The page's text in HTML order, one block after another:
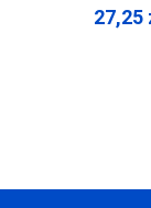
27,25